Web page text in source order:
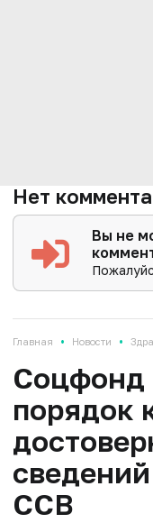
Нет
Вы не
Главная • Новости •
Соцфонд
порядок
ССВ